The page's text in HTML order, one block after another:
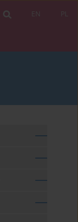
PL
EN